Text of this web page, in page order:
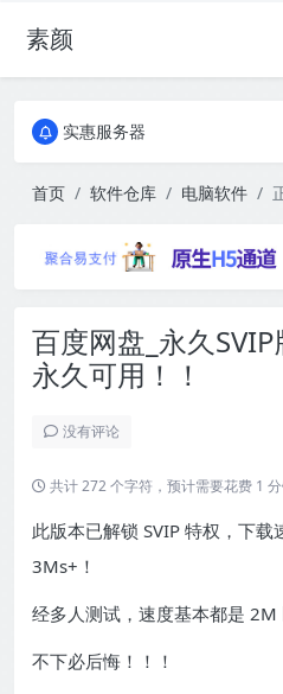
素颜全国免费包邮流量卡
实惠服务器
实惠服务器
首页 软件仓库 电脑软件
百度网盘_永久
永久可用！！
没有评论
共计 272 个字符，预计需要花费 1 分
此版本已解锁 SVIP 特权，下
3Ms+！
经多人测试，速度基本都是 2M
不下必后悔！！！